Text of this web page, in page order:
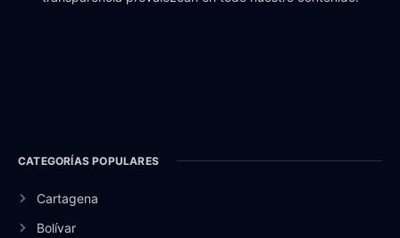
CATEGORÍAS POPULARES
Cartagena
Bolívar